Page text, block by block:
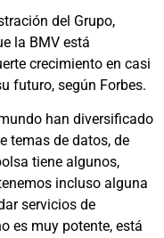
del Grupo,
la BMV está
crecimiento en casi
futuro, según Forbes.
han diversificado
temas de datos, de
tiene algunos,
incluso alguna
servicios de
es muy potente, está